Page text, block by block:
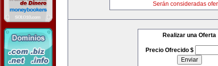
Serán consideradas
Realizar una Oferta
Precio Ofrecido $